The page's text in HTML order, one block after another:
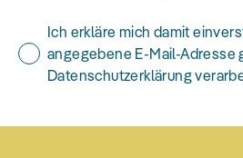
Ich erkläre mich damit
angegebene E-Mail-Adresse
Datenschutzerklärung